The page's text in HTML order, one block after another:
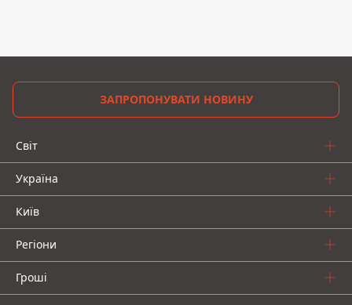
ЗАПРОПОНУВАТИ НОВИНУ
Світ
Україна
Київ
Регіони
Гроші